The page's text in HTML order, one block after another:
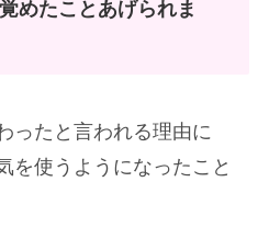
めたことあげられま
ったと言われる理由に
を使うようになったこと